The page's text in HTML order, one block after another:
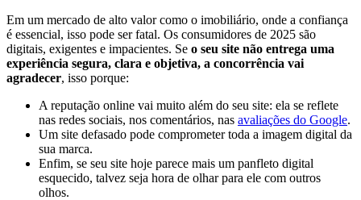
Em um mercado de alto valor como o imobiliário, onde a confiança
é essencial, isso pode ser fatal. Os consumidores de 2025 são
digitais, exigentes e impacientes. Se o seu site não entrega uma
experiência segura, clara e objetiva, a concorrência vai
agradecer, isso porque:
A reputação online vai muito além do seu site: ela se reflete
nas redes sociais, nos comentários, nas avaliações do Google.
Um site defasado pode comprometer toda a imagem digital da
sua marca.
Enfim, se seu site hoje parece mais um panfleto digital
esquecido, talvez seja hora de olhar para ele com outros
olhos.